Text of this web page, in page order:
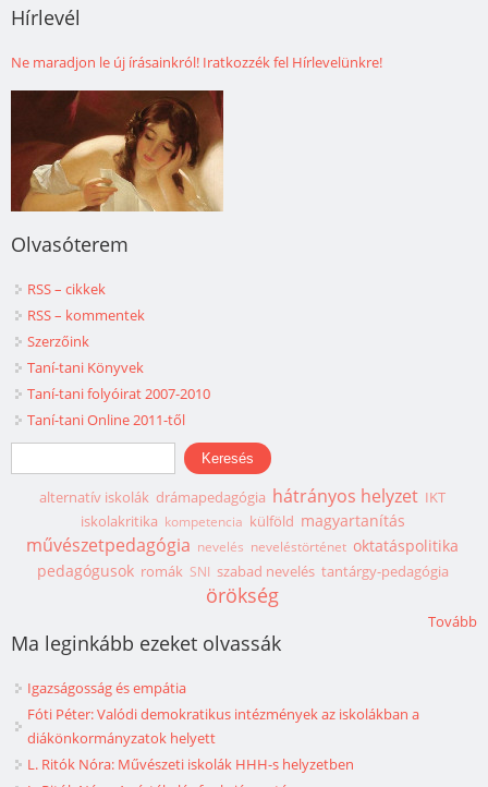
Hírlevél
Ne maradjon le új írásainkról! Iratkozzék fel Hírlevelünkre!
Olvasóterem
RSS – cikkek
RSS – kommentek
Szerzőink
Taní-tani Könyvek
Taní-tani folyóirat 2007-2010
Taní-tani Online 2011-től
Keresés űrlap
Keresés
alternatív iskolák drámapedagógia hátrányos helyzet IKT
iskolakritika kompetencia külföld magyartanítás
művészetpedagógia nevelés neveléstörténet oktatáspolitika
pedagógusok romák SNI szabad nevelés tantárgy-pedagógia
örökség
Tovább
Ma leginkább ezeket olvassák
Igazságosság és empátia
Fóti Péter: Valódi demokratikus intézmények az iskolákban a
diákönkormányzatok helyett
L. Ritók Nóra: Művészeti iskolák HHH-s helyzetben